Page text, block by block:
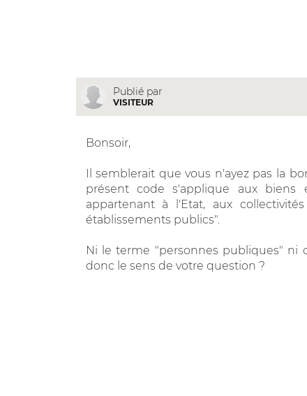
Publié par
VISITEUR
Bonsoir,
Il semblerait que vous n'ayez pas la
présent code s'applique aux
appartenant à l'Etat, aux
établissements publics".
Ni le terme "personnes publiques" ni
donc le sens de votre question ?